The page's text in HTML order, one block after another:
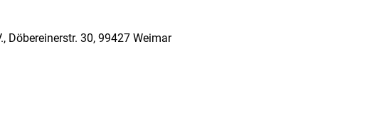
Döbereinerstr. 30, 99427 Weimar